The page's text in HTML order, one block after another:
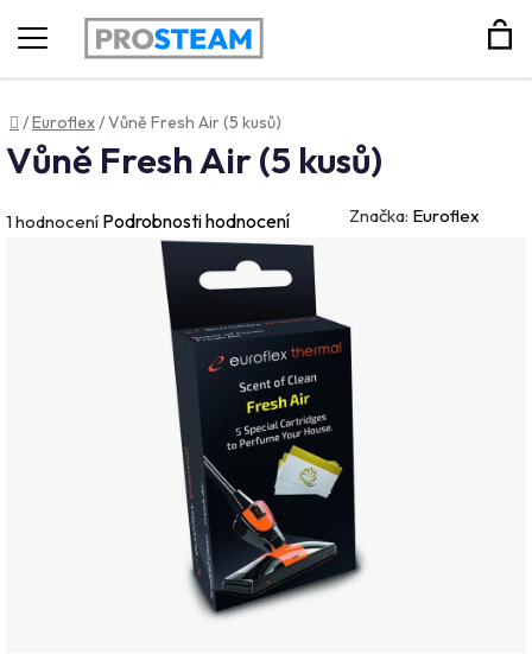
Hledat
Domů
/Euroflex/Vůně Fresh Air (5 kusů)
Vůně Fresh Air (5 kusů)
Průměrné
1 hodnocení Podrobnosti hodnocení Značka: Euroflex